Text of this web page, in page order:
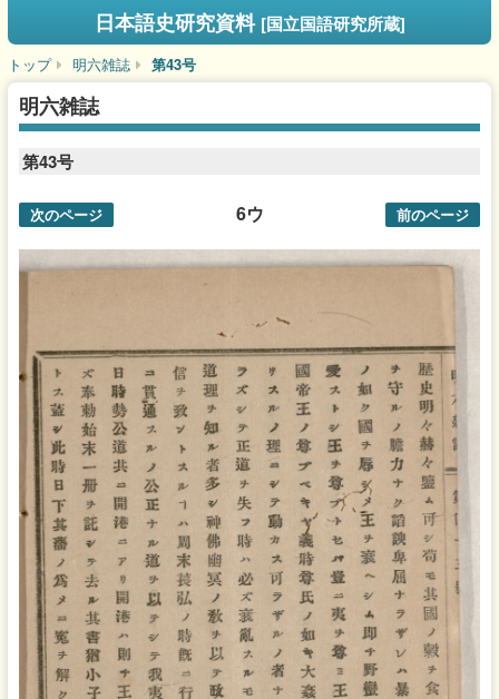
日本語史研究資料 [国立国語研究所蔵]
トップ 明六雑誌 第43号
明六雑誌
第43号
6ウ
次のページ 前のページ